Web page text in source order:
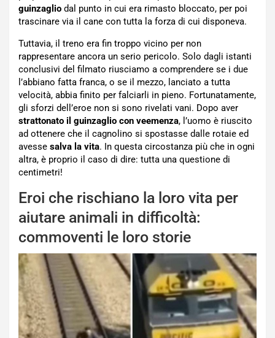
guinzaglio dal punto in cui era rimasto bloccato, per poi
trascinare via il cane con tutta la forza di cui disponeva.
Tuttavia, il treno era fin troppo vicino per non
rappresentare ancora un serio pericolo. Solo dagli istanti
conclusivi del filmato riusciamo a comprendere se i due
l’abbiano fatta franca, o se il mezzo, lanciato a tutta
velocità, abbia finito per falciarli in pieno. Fortunatamente,
gli sforzi dell’eroe non si sono rivelati vani. Dopo aver
strattonato il guinzaglio con veemenza, l’uomo è riuscito
ad ottenere che il cagnolino si spostasse dalle rotaie ed
avesse salva la vita. In questa circostanza più che in ogni
altra, è proprio il caso di dire: tutta una questione di
centimetri!
Eroi che rischiano la loro vita per
aiutare animali in difficoltà:
commoventi le loro storie